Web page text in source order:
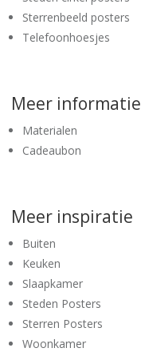
Sterrenbeeld posters
Telefoonhoesjes
Meer informatie
Materialen
Cadeaubon
Meer inspiratie
Buiten
Keuken
Slaapkamer
Steden Posters
Sterren Posters
Woonkamer